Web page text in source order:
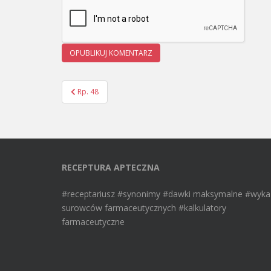
Nawigacja wpisu
Rp. 48
RECEPTURA APTECZNA
#receptariusz #synonimy #dawki maksymalne
surowców farmaceutycznych #kalkulatory
farmaceutyczne